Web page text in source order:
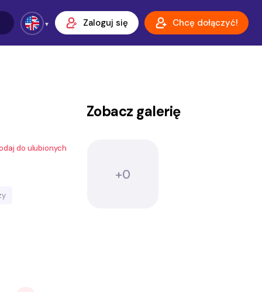
Zaloguj się Chcę dołączyć!
do ulubionych
Zobacz galerię
+0